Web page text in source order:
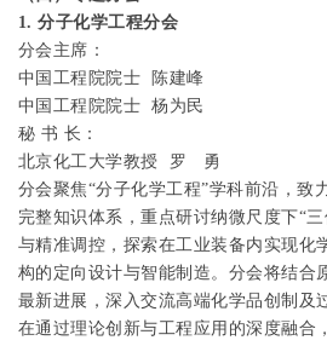
1.分子化学工程分会
分会主席：
中国工程院院士
陈建峰
中国工程院院士
杨为民
秘 书 长：
北京化工大学教授
罗
勇
分会聚焦“分子化学工程”学科前沿，致
完整知识体系，重点研讨纳微尺度下“
与精准调控，探索在工业装备内实现化
构的定向设计与智能制造。分会将结合
最新进展，深入交流高端化学品创制及
在通过理论创新与工程应用的深度融合